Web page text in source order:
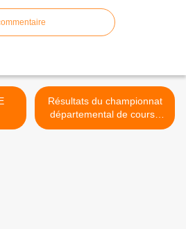
Résultats du championnat
départemental de course
d'orientation >